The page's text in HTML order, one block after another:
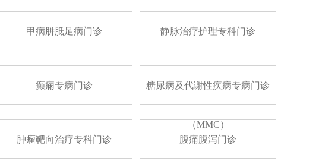
甲病胼胝足病门诊 静脉治疗护理专科门诊
癫痫专病门诊 糖尿病及代谢性疾病专病门诊
（MMC）
肿瘤靶向治疗专科门诊 腹痛腹泻门诊